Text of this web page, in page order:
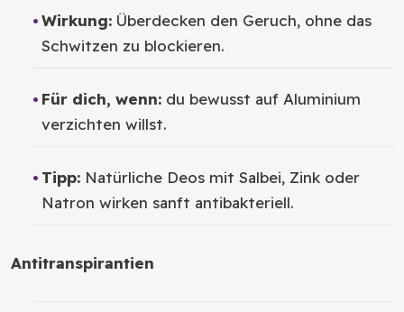
Wirkung:Überdecken den Geruch, ohne das
Schwitzen zu blockieren.
Für dich, wenn:du bewusst auf Aluminium
verzichten willst.
Tipp:Natürliche Deos mit Salbei, Zink oder
Natron wirken sanft antibakteriell.
Antitranspirantien